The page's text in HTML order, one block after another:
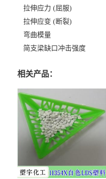
拉伸应力 (屈服)
拉伸应变 (断裂)
弯曲模量
简支梁缺口冲击强度
相关产品：